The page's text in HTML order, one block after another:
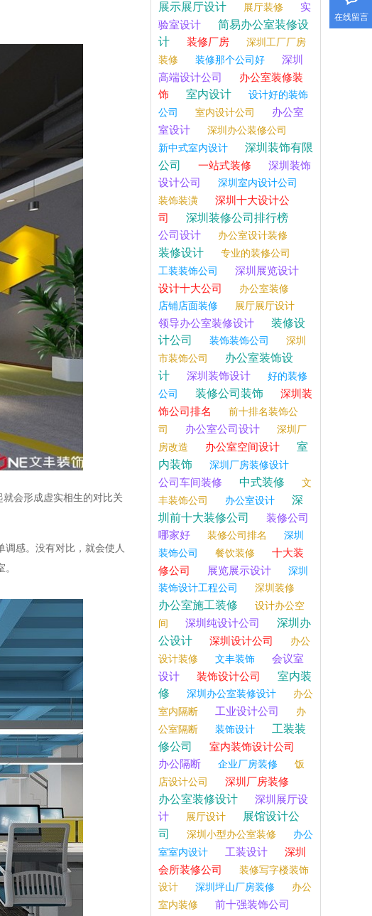
会形成虚实相生的对比关
调感。没有对比，就会使人
展示展厅设计
展厅装修
实
验室设计
简易办公室装修设
计
装修厂房
深圳工厂厂房
装修
装修那个公司好
深圳
高端设计公司
办公室装修装
饰
室内设计
设计好的装饰
公司
室内设计公司
办公室
室设计
深圳办公装修公司
新中式室内设计
深圳装饰有限
公司
一站式装修
深圳装饰
设计公司
深圳室内设计公司
装饰装潢
深圳十大设计公
司
深圳装修公司排行榜
公司设计 办公室设计装修
装修设计
专业的装修公司
工装装饰公司
深圳展览设计
设计十大公司
办公室装修
店铺店面装修
展厅展厅设计
领导办公室装修设计
装修设
计公司
装饰装饰公司
深圳
市装饰公司
办公室装饰设
计
深圳装饰设计
好的装修
公司
装修公司装饰
深圳装
饰公司排名
前十排名装饰公
司
办公室公司设计
深圳厂
房改造
办公室空间设计
室
内装饰
深圳厂房装修设计
公司车间装修 中式装修
文
丰装饰公司
办公室设计
深
圳前十大装修公司
装修公司
哪家好
装修公司排名
深圳
装饰公司
餐饮装修
十大装
修公司
展览展示设计
深圳
装饰设计工程公司
深圳装修
办公室施工装修
设计办公空
间
深圳纯设计公司
深圳办
公设计
深圳设计公司
办公
设计装修
文丰装饰
会议室
设计
装饰设计公司
室内装
修
深圳办公室装修设计
办公
室内隔断
工业设计公司
办
公室隔断
装饰设计
工装装
修公司
室内装饰设计公司
办公隔断
企业厂房装修
饭
店设计公司
深圳厂房装修
办公室装修设计
深圳展厅设
计
展厅设计
展馆设计公
司
深圳小型办公室装修
办公
室室内设计
工装设计
深圳
会所装修公司
装修写字楼装饰
设计
深圳坪山厂房装修
办公
室内装修
前十强装饰公司
在线留言